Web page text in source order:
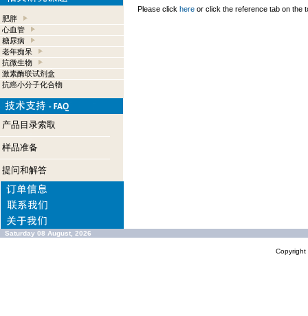
肥胖
心血管
糖尿病
老年痴呆
抗微生物
激素酶联试剂盒
抗癌小分子化合物
产品目录索取
样品准备
提问和解答
Please click here or click the reference tab on the
Saturday 08 August, 2026